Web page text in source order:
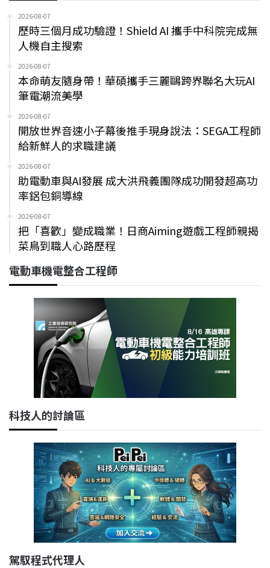
2026-08-07
歷時三個月成功驗證！Shield AI 攜手中科院完成無
人機自主搜索
2026-08-07
本命萌友隨身帶！華碩攜手三麗鷗跨界聯名大玩AI
筆電潮流美學
2026-08-07
開放世界音速小子幕後推手現身說法：SEGA工程師
給新鮮人的求職建議
2026-08-07
助電動車與AI發展 成大洪飛義團隊成功開發超高功
率鋁包銅導線
2026-08-07
把「喜歡」變成職業！日商Aiming遊戲工程師親揭
菜鳥到職人心路歷程
電動車機電整合工程師
科技人的討論區
駕馭程式代理人